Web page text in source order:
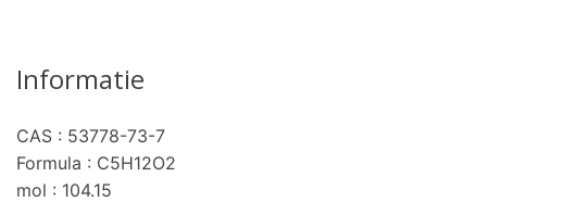
Informatie
CAS : 53778-73-7
Formula : C5H12O2
mol : 104.15